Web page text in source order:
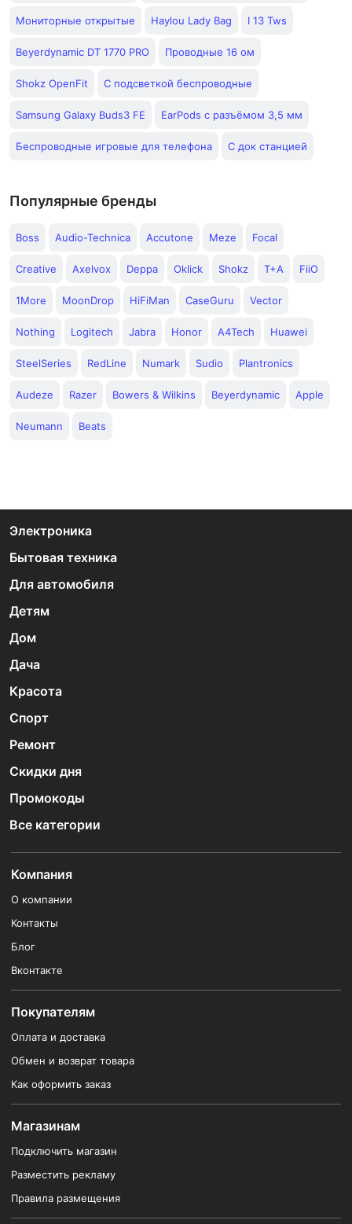
Мониторные открытые Haylou Lady Bag I 13 Tws
Beyerdynamic DT 1770 PRO Проводные 16 ом
Shokz OpenFit С подсветкой беспроводные
Samsung Galaxy Buds3 FE EarPods с разъёмом 3,5 мм
Беспроводные игровые для телефона С док станцией
Популярные бренды
Boss Audio-Technica Accutone Meze Focal
Creative Axelvox Deppa Oklick Shokz T+A FiiO
1More MoonDrop HiFiMan CaseGuru Vector
Nothing Logitech Jabra Honor A4Tech Huawei
SteelSeries RedLine Numark Sudio Plantronics
Audeze Razer Bowers & Wilkins Beyerdynamic Apple
Neumann Beats
Электроника
Бытовая техника
Для автомобиля
Детям
Дом
Дача
Красота
Спорт
Ремонт
Скидки дня
Промокоды
Все категории
Компания
О компании
Контакты
Блог
Вконтакте
Покупателям
Оплата и доставка
Обмен и возврат товара
Как оформить заказ
Магазинам
Подключить магазин
Разместить рекламу
Правила размещения